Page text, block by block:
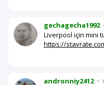
gechagecha1992
Liverpool için mini
https://
andronniy2412 •